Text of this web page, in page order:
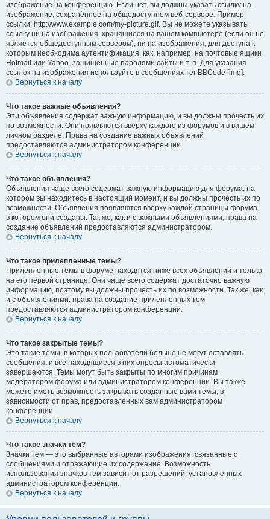
изображение на конференцию. Если нет, вы должны указать ссылку на
изображение, сохранённое на общедоступном веб-сервере. Пример
ссылки: http://www.example.com/my-picture.gif. Вы не можете указывать
ссылку ни на изображения, хранящиеся на вашем компьютере (если он не
является общедоступным сервером), ни на изображения, для доступа к
которым необходима аутентификация, как, например, на почтовые ящики
Hotmail или Yahoo, защищённые паролями сайты и т. п. Для указания
ссылок на изображения используйте в сообщениях тег BBCode [img].
Вернуться к началу
Что такое важные объявления?
Эти объявления содержат важную информацию, и вы должны прочесть их
по возможности. Они появляются вверху каждого из форумов и в вашем
личном разделе. Права на создание важных объявлений
предоставляются администратором конференции.
Вернуться к началу
Что такое объявления?
Объявления чаще всего содержат важную информацию для форума, на
котором вы находитесь в настоящий момент, и вы должны прочесть их по
возможности. Объявления появляются вверху каждой страницы форума,
в котором они созданы. Так же, как и с важными объявлениями, права на
создание объявлений предоставляются администратором.
Вернуться к началу
Что такое прилепленные темы?
Прилепленные темы в форуме находятся ниже всех объявлений и только
на его первой странице. Они чаще всего содержат достаточно важную
информацию, поэтому вы должны прочесть их по возможности. Так же, как
и с объявлениями, права на создание прилепленных тем
предоставляются администратором конференции.
Вернуться к началу
Что такое закрытые темы?
Это такие темы, в которых пользователи больше не могут оставлять
сообщения, и все находящиеся в них опросы автоматически
завершаются. Темы могут быть закрыты по многим причинам
модератором форума или администратором конференции. Вы также
можете иметь возможность закрывать созданные вами темы, в
зависимости от прав, предоставленных вам администратором
конференции.
Вернуться к началу
Что такое значки тем?
Значки тем — это выбранные авторами изображения, связанные с
сообщениями и отражающие их содержание. Возможность
использования значков тем зависит от разрешений, установленных
администратором конференции.
Вернуться к началу